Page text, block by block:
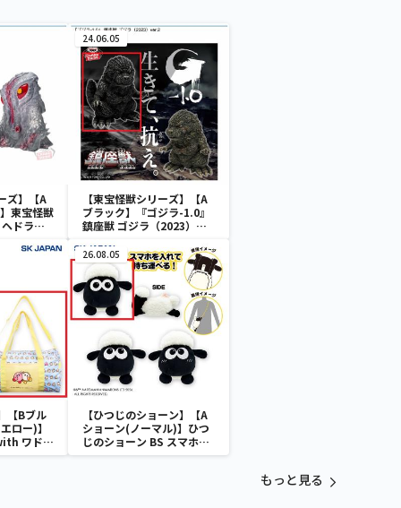
ズ】【A
東宝怪獣
ドラ
24.06.05
【東宝怪獣シリーズ】【A
ブラック】『ゴジラ-1.0』
鎮座獣 ゴジラ（2023）
【Bブル
ロー)】
ワドル
グ
26.08.05
【ひつじのショーン】【A
ショーン(ノーマル)】ひつ
じのショーン BS スマホシ
ョーンルダー
もっと見る